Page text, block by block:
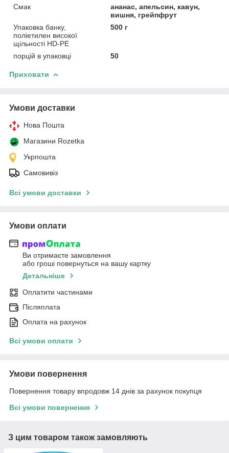
Смак
ананас, апельсин, кавун,
вишня, грейпфрут
Упаковка банку,
поліетилен високої
щільності HD-PE
500 г
порцій в упаковці 50
Приховати
Умови доставки
Нова Пошта
Магазини Rozetka
Укрпошта
Самовивіз
Всі умови доставки
Умови оплати
Ви отримаєте замовлення
або гроші повернуться на вашу картку
Детальніше
Оплатити частинами
Післяплата
Оплата на рахунок
Всі умови оплати
Умови повернення
Повернення товару впродовж 14 днів за рахунок покупця
Всі умови повернення
З цим товаром також замовляють